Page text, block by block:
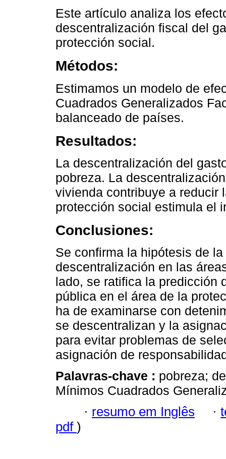
Este artículo analiza los
descentralización fiscal del
protección social.
Métodos:
Estimamos un modelo de
Cuadrados Generalizados
balanceado de países.
Resultados:
La descentralización del
pobreza. La
vivienda contribuye a reducir
protección social estimula el
Conclusiones:
Se confirma la hipótesis de
descentralización en las
lado, se ratifica la predicción
pública en el área de la
ha de examinarse con
se descentralizan y la
para evitar problemas de
asignación de
Palavras-chave : pobreza;
Mínimos Cuadrados
· resumo em Inglês ·
pdf )